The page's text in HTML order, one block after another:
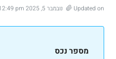
Updated on נובמבר 5, 2025 at 12:49 pm
מספר נכס